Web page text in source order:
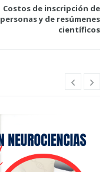
Costos de inscripción de
personas y de resúmenes
científicos